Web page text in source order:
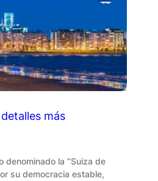
más
denominado la “Suiza de
su democracia estable,